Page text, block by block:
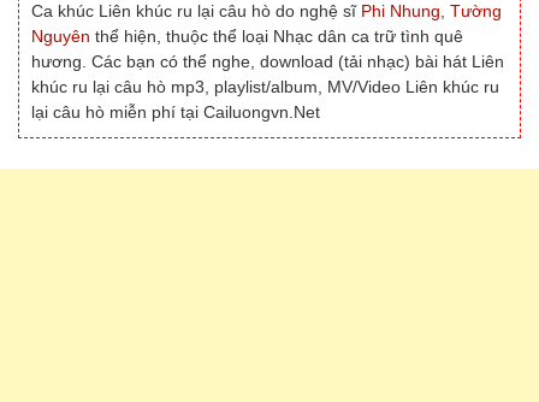
Ca khúc Liên khúc ru lại câu hò do nghệ sĩ Phi Nhung Tường
Nguyên thể hiện, thuộc thể loại Nhạc dân ca trữ tình quê
hương. Các bạn có thể nghe, download (tải nhạc) bài hát Liên
khúc ru lại câu hò mp3, playlist/album, MV/Video Liên khúc ru
lại câu hò miễn phí tại Cailuongvn.Net